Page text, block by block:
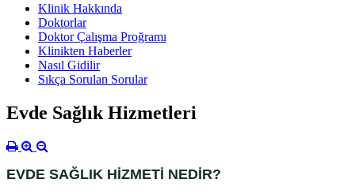
Klinik Hakkında
Doktorlar
Doktor Çalışma Proğramı
Klinikten Haberler
Nasıl Gidilir
Sıkça Sorulan Sorular
Evde Sağlık Hizmetleri
EVDE SAĞLIK HİZMETİ NEDİR?